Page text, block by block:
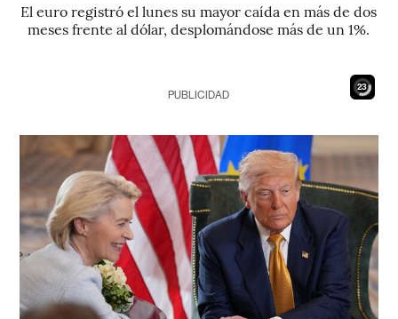
El euro registró el lunes su mayor caída en más de dos
meses frente al dólar, desplomándose más de un 1%.
21
PUBLICIDAD